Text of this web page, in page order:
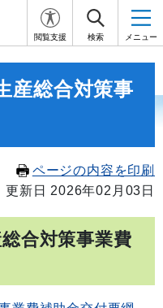
閲覧支援 検索 メニュー
産総合対策事
ページの内容を印刷
更新日 2026年02月03日
合対策事業費